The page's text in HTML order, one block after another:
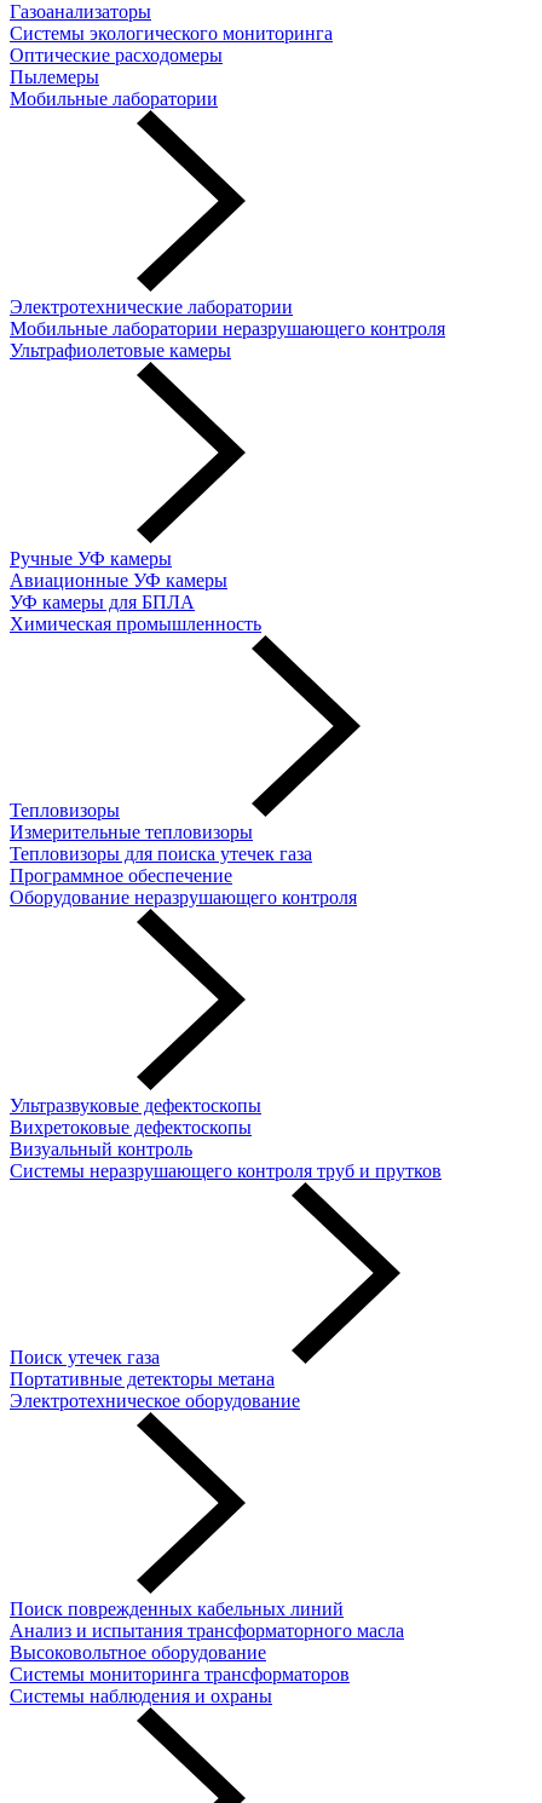
Газоанализаторы
Системы экологического мониторинга
Оптические расходомеры
Пылемеры
Мобильные лаборатории
Электротехнические лаборатории
Мобильные лаборатории неразрушающего контроля
Ультрафиолетовые камеры
Ручные УФ камеры
Авиационные УФ камеры
УФ камеры для БПЛА
Химическая промышленность
Тепловизоры
Измерительные тепловизоры
Тепловизоры для поиска утечек газа
Программное обеспечение
Оборудование неразрушающего контроля
Ультразвуковые дефектоскопы
Вихретоковые дефектоскопы
Визуальный контроль
Системы неразрушающего контроля труб и прутков
Поиск утечек газа
Портативные детекторы метана
Электротехническое оборудование
Поиск поврежденных кабельных линий
Анализ и испытания трансформаторного масла
Высоковольтное оборудование
Системы мониторинга трансформаторов
Системы наблюдения и охраны